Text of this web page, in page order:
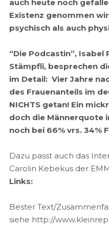
auch heute noch
Existenz genommen
psychisch als auch
“Die Podcastin”, Isabel
Stämpfli, besprechen
im Detail: Vier Jahre
des Frauenanteils im
NICHTS getan! Ein
doch die Männerquote
noch bei 66% vrs. 34%
Dazu passt auch das
Carolin Kebekus der
Links:
Bester Text/
siehe http://